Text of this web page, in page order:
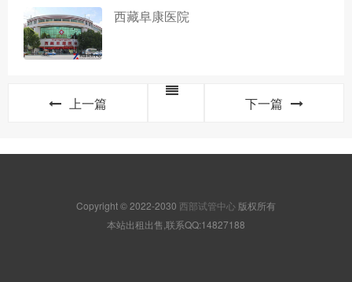
西藏阜康医院
上一篇 下一篇
Copyright © 2022-2030 西部试管中心 版权所有
本站出租出售,联系QQ:14827188